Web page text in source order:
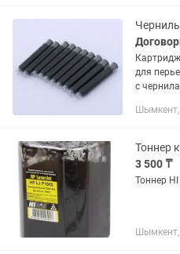
для
с
набором 10 шт.
Тоннер
3 500 ₸
Тоннер